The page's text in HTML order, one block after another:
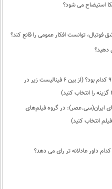
استیضاح می شود؟
توانست افکار عمومی را قانع کند؟
دهید؟
بهترین فیلم "کمدی" سینمای ایران در سال 97 کدام بود؟ (از بین 6 فینالیست زیر در
ایران(سی.عصر): در گروه فیلم‌های
داور عادلانه تر رای می دهد؟